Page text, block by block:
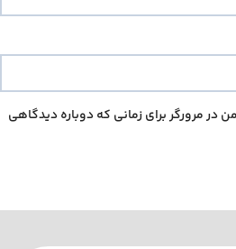
در مرورگر برای زمانی که دوباره دیدگاهی